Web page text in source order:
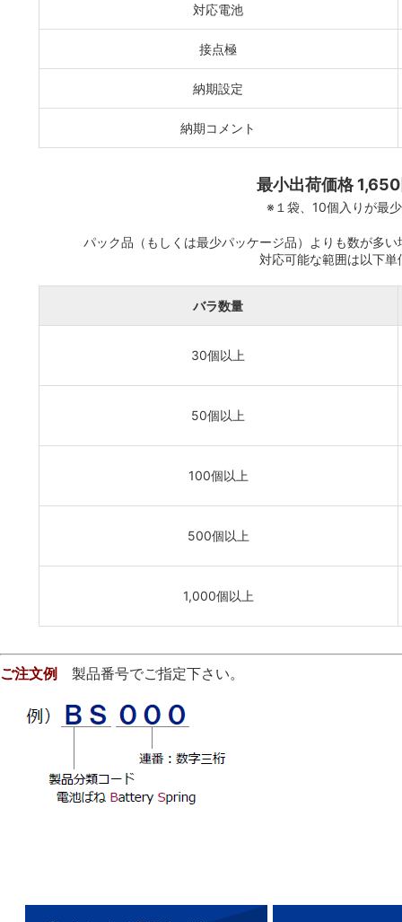
対応電池
接点極
納期設定
納期コメント
最小出荷価格
※１袋、10個入りが最
パック品（もしくは最少パッケージ品）よりも数が多
対応可能な範囲は以下
バラ数量
30個以上
50個以上
100個以上
500個以上
1,000個以上
ご注文例 製品番号でご指定下さい。